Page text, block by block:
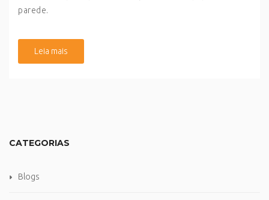
parede.
Leia mais
CATEGORIAS
Blogs